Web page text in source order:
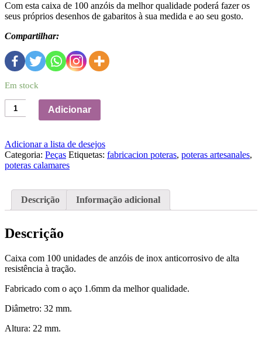
Com esta caixa de 100 anzóis da melhor qualidade poderá fazer os
seus próprios desenhos de gabaritos à sua medida e ao seu gosto.
Compartilhar:
Em stock
Quantidade
de
coroas
para
lulas
Adicionar
Adicionar a lista de desejos
Categoria: Peças Etiquetas: fabricacion poteras, poteras artesanales,
poteras calamares
Descrição Informação adicional
Descrição
Caixa com 100 unidades de anzóis de inox anticorrosivo de alta
resistência à tração.
Fabricado com o aço 1.6mm da melhor qualidade.
Diâmetro: 32 mm.
Altura: 22 mm.